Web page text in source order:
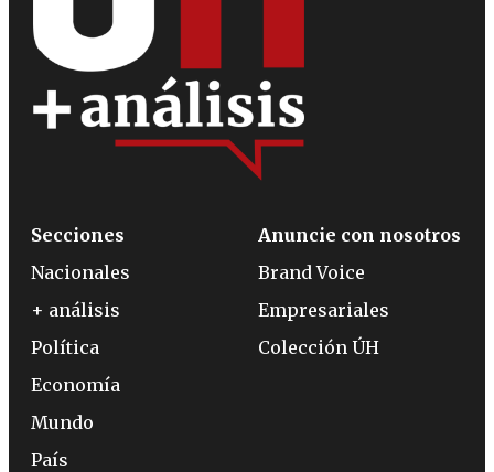
Secciones
Nacionales
+ análisis
Política
Economía
Mundo
País
Anuncie con nosotros
Brand Voice
Empresariales
Colección ÚH